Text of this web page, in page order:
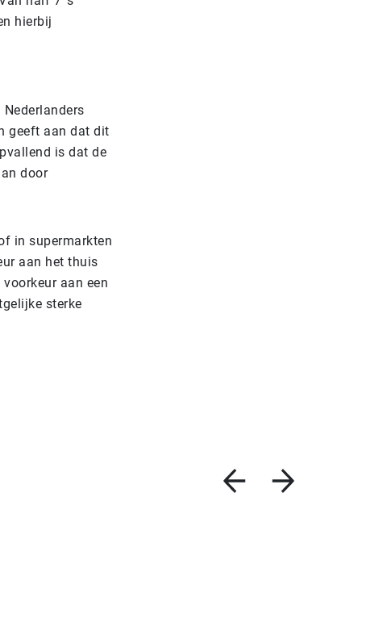
hierbij
geeft aan dat dit
is dat de
door
in supermarkten
aan het thuis
aan een
sterke